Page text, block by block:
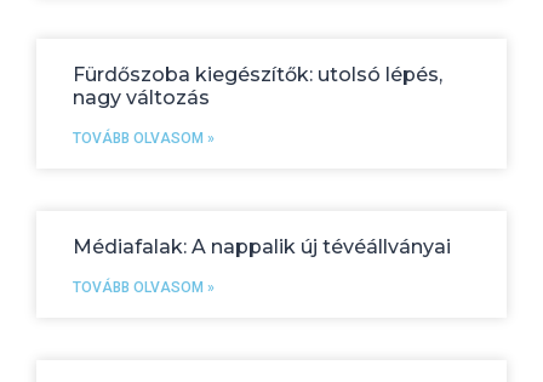
Fürdőszoba kiegészítők: utolsó lépés,
nagy változás
TOVÁBB OLVASOM »
Médiafalak: A nappalik új tévéállványai
TOVÁBB OLVASOM »